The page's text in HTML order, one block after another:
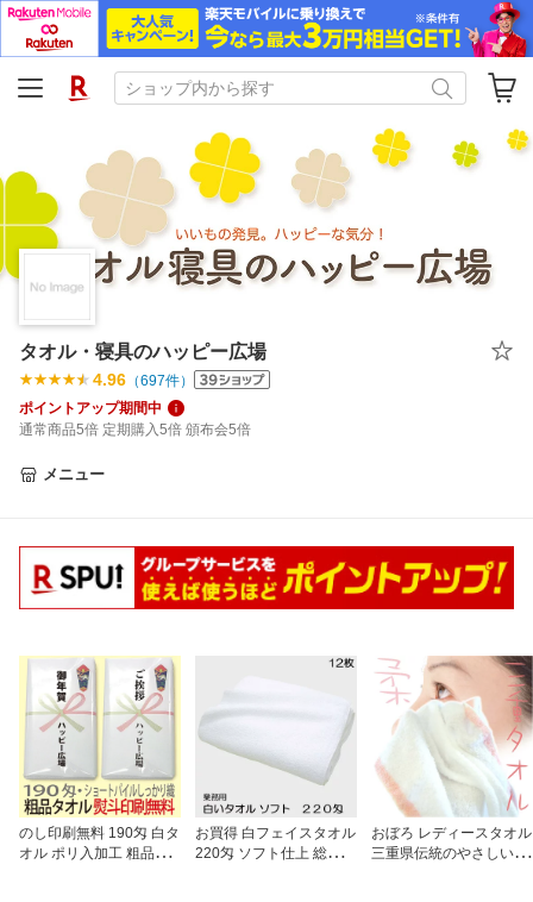
タオル・寝具のハッピー広場
4.96 （697件）
ポイントアップ期間中
通常商品5倍 定期購入5倍 頒布会5倍
メニュー
のし印刷無料 190匁 白タ
オル ポリ入加工 粗品・
お買得 白フェイスタオル
220匁 ソフト仕上 総パイ
おぼろ レディースタオル
三重県伝統のやさしい肌